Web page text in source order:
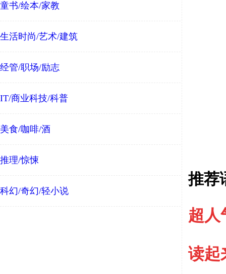
童书/绘本/家教
生活时尚/艺术/建筑
经管/职场/励志
IT/商业科技/科普
美食/咖啡/酒
推理/惊悚
科幻/奇幻/轻小说
推荐
超人
读起